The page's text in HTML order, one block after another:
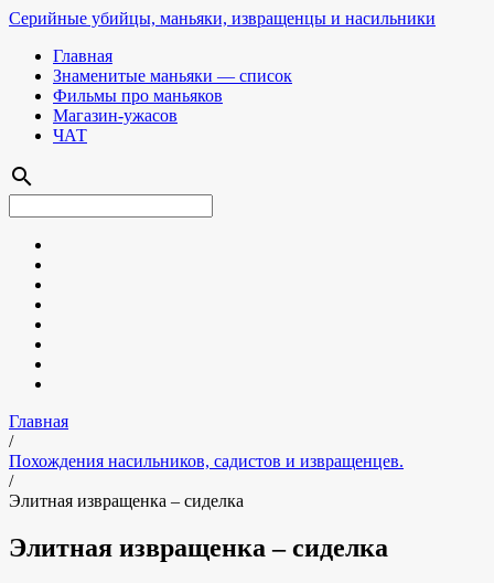
Серийные убийцы, маньяки, извращенцы и насильники
Главная
Знаменитые маньяки — список
Фильмы про маньяков
Магазин-ужасов
ЧАТ
search
Главная
/
Похождения насильников, садистов и извращенцев.
/
Элитная извращенка – сиделка
Элитная извращенка – сиделка